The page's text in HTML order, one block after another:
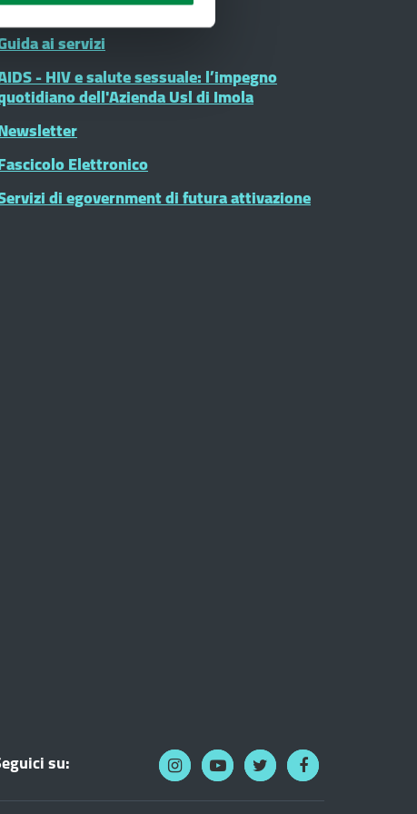
sole
ai servizi
- HIV e salute sessuale: l’impegno
dell'Azienda Usl di Imola
Elettronico
di egovernment di futura attivazione
su: